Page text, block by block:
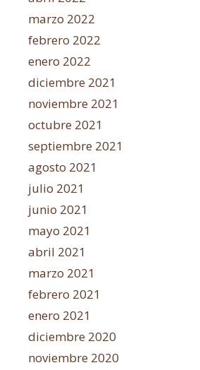
marzo 2022
febrero 2022
enero 2022
diciembre 2021
noviembre 2021
octubre 2021
septiembre 2021
agosto 2021
julio 2021
junio 2021
mayo 2021
abril 2021
marzo 2021
febrero 2021
enero 2021
diciembre 2020
noviembre 2020